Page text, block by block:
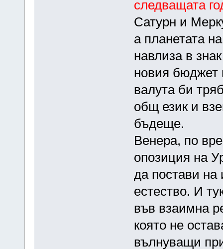
следващата
Сатурн и
а планетата
навлиза в
новия бюджет
валута би
общ език и
бъдеще.
Венера, по
опозиция на
да постави на
естество. И
във взаимна
която не
вълнуващи